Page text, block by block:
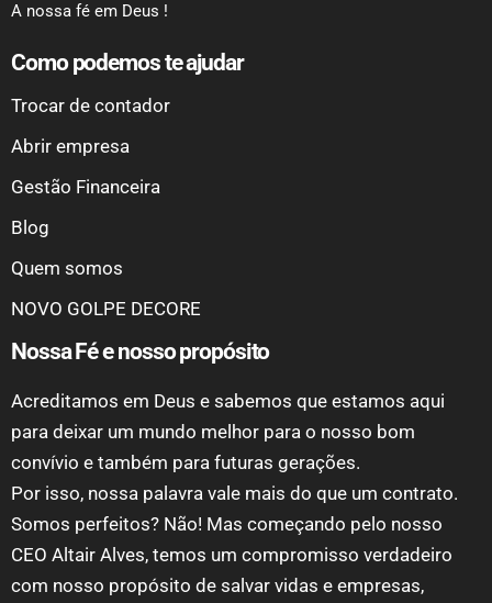
A nossa fé em Deus !
Como podemos te ajudar
Trocar de contador
Abrir empresa
Gestão Financeira
Blog
Quem somos
NOVO GOLPE DECORE
Nossa Fé e nosso propósito
Acreditamos em Deus e sabemos que estamos aqui
para deixar um mundo melhor para o nosso bom
convívio e também para futuras gerações.
Por isso, nossa palavra vale mais do que um contrato.
Somos perfeitos? Não! Mas começando pelo nosso
CEO Altair Alves, temos um compromisso verdadeiro
com nosso propósito de salvar vidas e empresas,